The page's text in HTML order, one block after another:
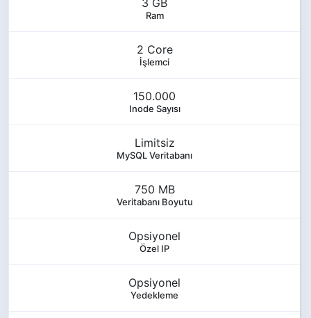
3 GB
Ram
2 Core
İşlemci
150.000
Inode Sayısı
Limitsiz
MySQL Veritabanı
750 MB
Veritabanı Boyutu
Opsiyonel
Özel IP
Opsiyonel
Yedekleme